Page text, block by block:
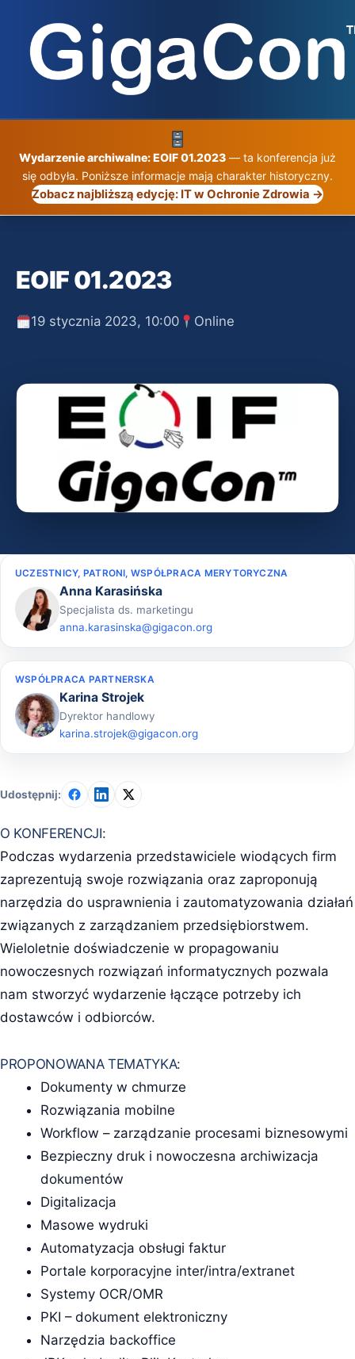
treści
Wydarzenie archiwalne: EOIF 01.2023 — ta konferencja już
się odbyła. Poniższe informacje mają charakter historyczny.
Zobacz najbliższą edycję: IT w Ochronie Zdrowia →
EOIF 01.2023
19 stycznia 2023, 10:00 Online
Udostępnij:
O KONFERENCJI:
Podczas wydarzenia przedstawiciele wiodących firm
zaprezentują swoje rozwiązania oraz zaproponują
narzędzia do usprawnienia i zautomatyzowania działań
związanych z zarządzaniem przedsiębiorstwem.
Wieloletnie doświadczenie w propagowaniu
nowoczesnych rozwiązań informatycznych pozwala
nam stworzyć wydarzenie łączące potrzeby ich
dostawców i odbiorców.
PROPONOWANA TEMATYKA:
Dokumenty w chmurze
Rozwiązania mobilne
Workflow – zarządzanie procesami biznesowymi
Bezpieczny druk i nowoczesna archiwizacja
dokumentów
Digitalizacja
Masowe wydruki
Automatyzacja obsługi faktur
Portale korporacyjne inter/intra/extranet
Systemy OCR/OMR
PKI – dokument elektroniczny
Narzędzia backoffice
UCZESTNICY, PATRONI, WSPÓŁPRACA MERYTORYCZNA
Anna Karasińska
Specjalista ds. marketingu
anna.karasinska@gigacon.org
WSPÓŁPRACA PARTNERSKA
Karina Strojek
Dyrektor handlowy
karina.strojek@gigacon.org